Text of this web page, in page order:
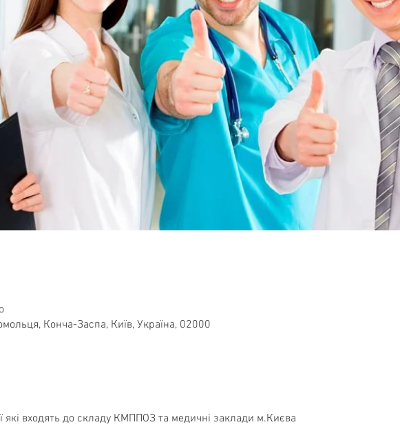
Конча-Заспа, Київ, Україна, 02000
які входять до складу КМППОЗ та медичні заклади м.Києва